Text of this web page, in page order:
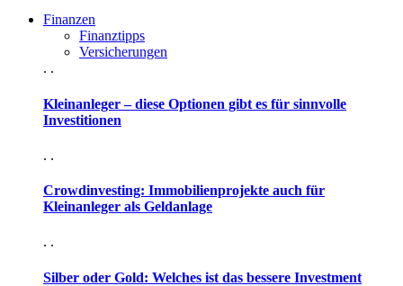
Finanzen
Finanztipps
Versicherungen
. .
Kleinanleger – diese Optionen gibt es für sinnvolle
Investitionen
. .
Crowdinvesting: Immobilienprojekte auch für
Kleinanleger als Geldanlage
. .
Silber oder Gold: Welches ist das bessere Investment